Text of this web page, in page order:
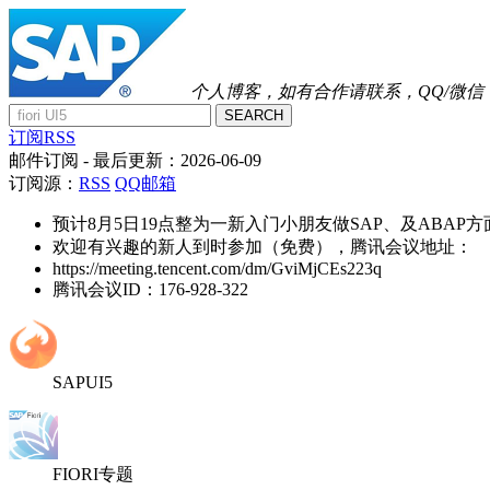
个人博客，如有合作请联系，QQ/微信
SEARCH
订阅RSS
邮件订阅 - 最后更新： 2026-06-09
订阅源： RSS QQ邮箱
预计8月5日19点整为一新入门小朋友做SAP、及ABAP方
欢迎有兴趣的新人到时参加（免费），腾讯会议地址：
https://meeting.tencent.com/dm/GviMjCEs223q
腾讯会议ID：176-928-322
SAPUI5
FIORI专题